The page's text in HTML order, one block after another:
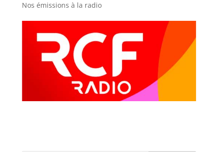
Nos émissions à la radio